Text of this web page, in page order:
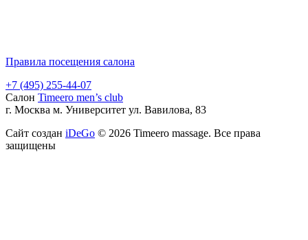
Правила посещения салона
+7 (495) 255-44-07
Салон Timeero men’s club
г. Москва м. Университет ул. Вавилова, 83
Сайт создан iDeGo © 2026 Timeero massage. Все права
защищены